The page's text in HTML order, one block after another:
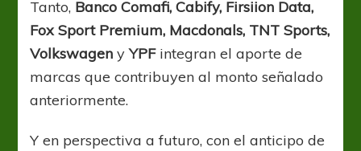
Tanto, Banco Comafi, Cabify, Firsiion Data,
Fox Sport Premium, Macdonals, TNT Sports,
VolkswagenyYPFintegran el aporte de
marcas que contribuyen al monto señalado
anteriormente.
Y en perspectiva a futuro, con el anticipo de